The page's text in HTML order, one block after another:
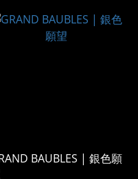
BAUBLES | 銀色願